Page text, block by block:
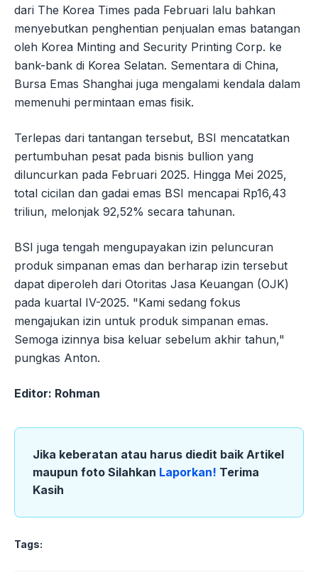
dari The Korea Times pada Februari lalu bahkan
menyebutkan penghentian penjualan emas batangan
oleh Korea Minting and Security Printing Corp. ke
bank-bank di Korea Selatan. Sementara di China,
Bursa Emas Shanghai juga mengalami kendala dalam
memenuhi permintaan emas fisik.
Terlepas dari tantangan tersebut, BSI mencatatkan
pertumbuhan pesat pada bisnis bullion yang
diluncurkan pada Februari 2025. Hingga Mei 2025,
total cicilan dan gadai emas BSI mencapai Rp16,43
triliun, melonjak 92,52% secara tahunan.
BSI juga tengah mengupayakan izin peluncuran
produk simpanan emas dan berharap izin tersebut
dapat diperoleh dari Otoritas Jasa Keuangan (OJK)
pada kuartal IV-2025. "Kami sedang fokus
mengajukan izin untuk produk simpanan emas.
Semoga izinnya bisa keluar sebelum akhir tahun,"
pungkas Anton.
Editor: Rohman
Jika keberatan atau harus diedit baik Artikel
maupun foto Silahkan Laporkan! Terima
Kasih
Tags: